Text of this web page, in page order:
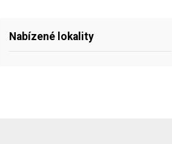
Nabízené lokality